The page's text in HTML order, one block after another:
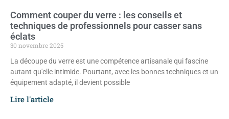
Comment couper du verre : les conseils et
techniques de professionnels pour casser sans
éclats
30 novembre 2025
La découpe du verre est une compétence artisanale qui fascine
autant qu'elle intimide. Pourtant, avec les bonnes techniques et un
équipement adapté, il devient possible
Lire l'article